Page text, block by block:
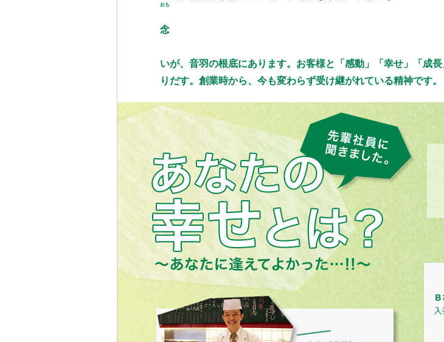
念
おも
いが、音羽の根底にあります。お客様と「感動」「幸せ」「成
りだす。創業時から、今も変わらず受け継がれている精神です。